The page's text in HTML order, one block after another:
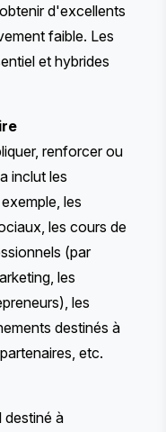
d'excellents
faible. Les
et hybrides
renforcer ou
inclut les
les
les cours de
(par
les
les
destinés à
etc.
destiné à